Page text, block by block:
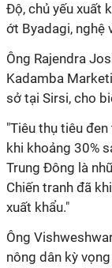
Độ, chủ yếu xuất
ớt Byadagi, nghệ
Ông Rajendra
Kadamba
sở tại Sirsi, cho
"Tiêu thụ tiêu
khi khoảng 30%
Trung Đông là
Chiến tranh đã
xuất khẩu."
Ông
nông dân kỳ